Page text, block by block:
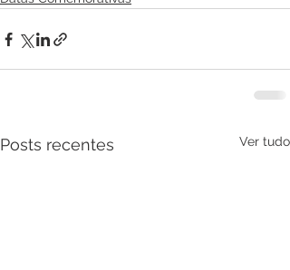
Posts recentes Ver tudo